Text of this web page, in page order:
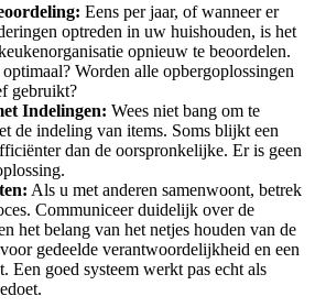
Eens per jaar, of wanneer er
optreden in uw huishouden, is het
opnieuw te beoordelen.
Worden alle opbergoplossingen
gebruikt?
Indelingen: Wees niet bang om te
de indeling van items. Soms blijkt een
dan de oorspronkelijke. Er is geen
Als u met anderen samenwoont, betrek
Communiceer duidelijk over de
het belang van het netjes houden van de
gedeelde verantwoordelijkheid en een
Een goed systeem werkt pas echt als